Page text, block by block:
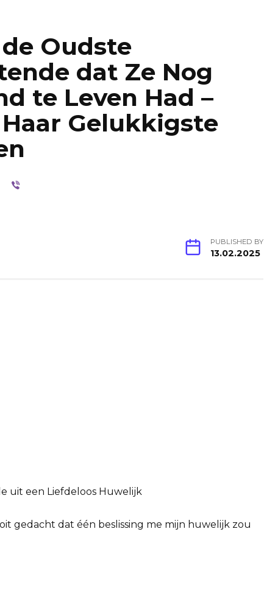
Oudste
dat Ze Nog
te Leven Had –
Gelukkigste
PUBLISHED BY
13.02.2025
uit een Liefdeloos Huwelijk
gedacht dat één beslissing me mijn huwelijk zou